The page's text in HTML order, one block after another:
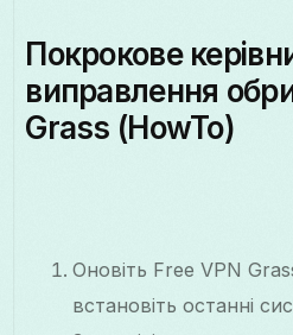
Покрокове
виправлення
Grass (HowTo)
Оновіть Free VPN
встановіть останні